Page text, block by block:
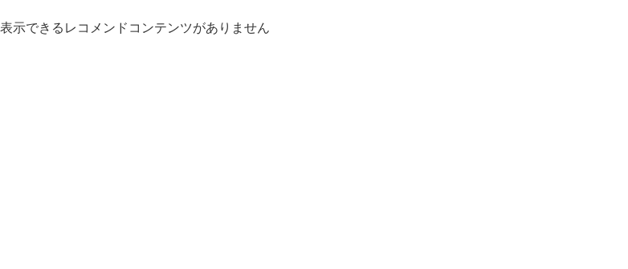
表示できるレコメンドコンテンツがありません